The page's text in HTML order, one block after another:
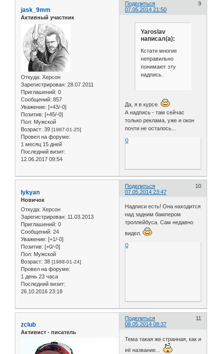
Поделиться
9
07.05.2014 21:50
jask_9mm
Активный участник
Откуда: Херсон
Зарегистрирован: 28.07.2011
Приглашений: 0
Сообщений: 857
Уважение: [+43/-0]
Позитив: [+45/-0]
Пол: Мужской
Возраст: 39 [1987-01-25]
Провел на форуме:
1 месяц 15 дней
Последний визит:
12.06.2017 09:54
Yaroslav
написал(а):
Кстати многие
неправильно
понимают эту
надпись.
Да, я в курсе.
А надпись - там сейчас
только реклама, уже и окон
почти не осталось...
0
Поделиться
10
07.05.2014 23:47
lykyan
Новичок
Откуда: Херсон
Зарегистрирован: 11.03.2013
Приглашений: 0
Сообщений: 24
Уважение: [+1/-0]
Позитив: [+0/-0]
Пол: Мужской
Возраст: 38 [1988-01-24]
Провел на форуме:
1 день 23 часа
Последний визит:
26.10.2016 23:18
Надписи есть! Она находится
над задним бампером
троллейбуса. Сам недавно
видел.
0
Поделиться
11
08.05.2014 08:37
zclub
Активист - писатель
Тема такая же странная, как и
её название...